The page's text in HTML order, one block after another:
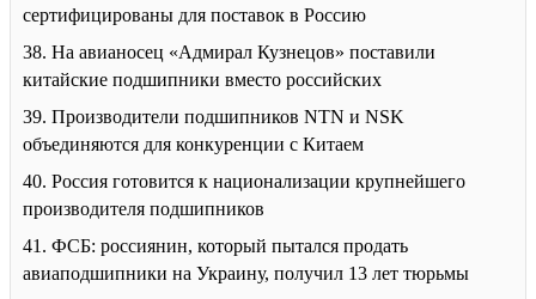
сертифицированы для поставок в Россию
38. На авианосец «Адмирал Кузнецов» поставили
китайские подшипники вместо российских
39. Производители подшипников NTN и NSK
объединяются для конкуренции с Китаем
40. Россия готовится к национализации крупнейшего
производителя подшипников
41. ФСБ: россиянин, который пытался продать
авиаподшипники на Украину, получил 13 лет тюрьмы